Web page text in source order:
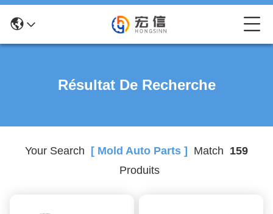
Résultat De Recherche
Your Search [ Mold Auto Parts ] Match 159
Produits